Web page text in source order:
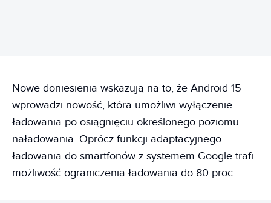
Nowe doniesienia wskazują na to, że Android 15
wprowadzi nowość, która umożliwi wyłączenie
ładowania po osiągnięciu określonego poziomu
naładowania. Oprócz funkcji adaptacyjnego
ładowania do smartfonów z systemem Google trafi
możliwość ograniczenia ładowania do 80 proc.